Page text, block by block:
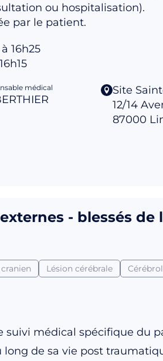
ou hospitalisation).
par le patient.
16h25
médical
Site
12/14
87000
- blessés de
Lésion cérébrale
suivi médical spécifique du
de sa vie post